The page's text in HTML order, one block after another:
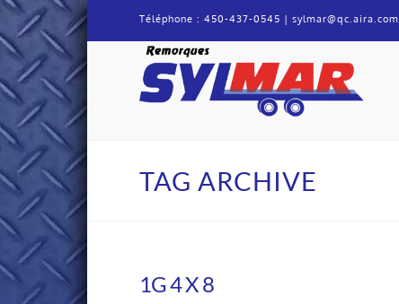
Téléphone : 450-437-0545 | sylmar@qc.aira.com
Remorque
Sylmar
TAG ARCHIVE
1G 4 X 8